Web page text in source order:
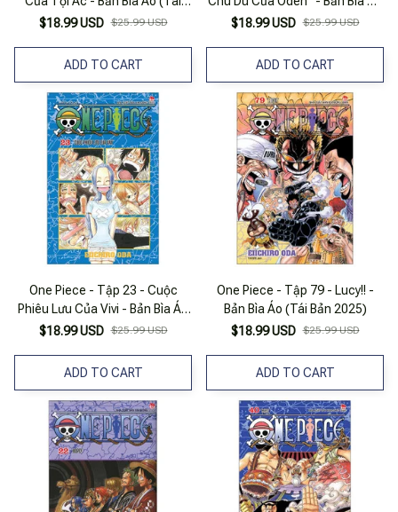
Bản 2025)
$18.99 USD $25.99 USD
ADD TO CART
(Tái Bản 2025)
$18.99 USD $25.99 USD
ADD TO CART
One Piece - Tập 23 - Cuộc
Phiêu Lưu Của Vivi - Bản Bìa Áo
(Tái Bản 2025)
$18.99 USD $25.99 USD
ADD TO CART
One Piece - Tập 79 - Lucy!! -
Bản Bìa Áo (Tái Bản 2025)
$18.99 USD $25.99 USD
ADD TO CART